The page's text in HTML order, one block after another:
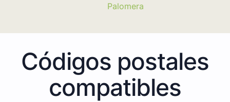
Palomera
Códigos postales
compatibles